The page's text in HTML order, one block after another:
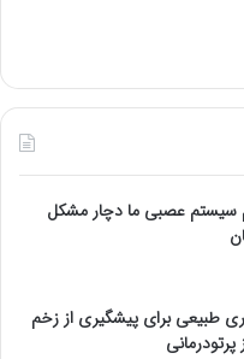
سیستم عصبی ما دچار مشکل
طبیعی برای پیشگیری از زخم